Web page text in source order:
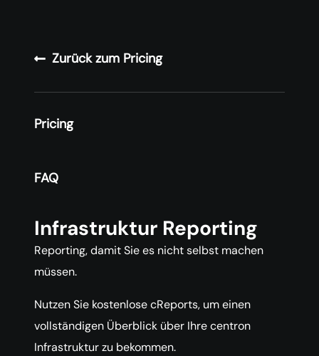
Zurück zum Pricing
Pricing
FAQ
Infrastruktur Reporting
Reporting, damit Sie es nicht selbst machen
müssen.
Nutzen Sie kostenlose cReports, um einen
vollständigen Überblick über Ihre centron
Infrastruktur zu bekommen.